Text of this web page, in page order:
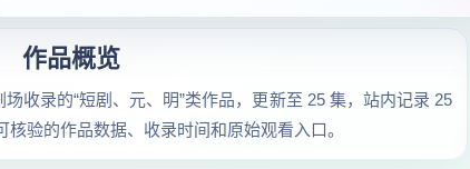
作品概览
收录的“短剧、元、明”类作品，更新至 25 集，站内记录 25
验的作品数据、收录时间和原始观看入口。